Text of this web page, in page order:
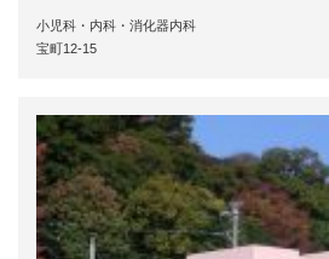
小児科・内科・消化器内科
宝町12-15